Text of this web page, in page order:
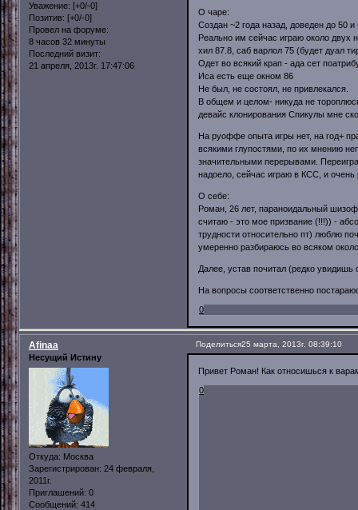
Уважение: [+0/-0]
Позитив: [+0/-0]
Провел на форуме:
8 часов 32 минуты
Последний визит:
21 апреля, 2013г. 17:47:06
О чаре:
Создан ~2 года назад, доведен до 50
Реально им сейчас играю около двух
хил 87.8, саб варлол 75 (будет дуал
Одет во всякий крап - ада сет
Иса есть еще окном 86
Не был, не состоял, не привлекался.
В общем и целом- никуда не
девайс клонирования Спикулы мне
На руоффе опыта игры нет, на год+
всякими глупостями, по их мнению
значительными перерывами.
надоело, сейчас играю в КСС, и
О себе:
Роман, 26 лет, параноидальный
считаю - это мое призвание (!!!)) -
трудности относительно пт) люблю
умеренно разбираюсь во всяком
Далее, устав почитал (редко
На вопросы соответственно
0
Поделиться25 марта, 2013г. 08:39:10
Afinaa
Несущий Истину
Откуда: Москва
Зарегистрирован: 24 февраля,
2011г.
Приглашений: 0
Сообщений: 414
Привет Роман! Как относишься к
0